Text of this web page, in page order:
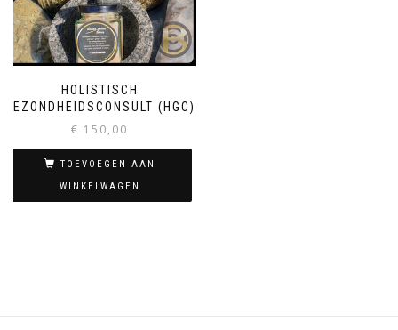
HOLISTISCH
GEZONDHEIDSCONSULT (HGC)
€ 150,00
TOEVOEGEN AAN
WINKELWAGEN